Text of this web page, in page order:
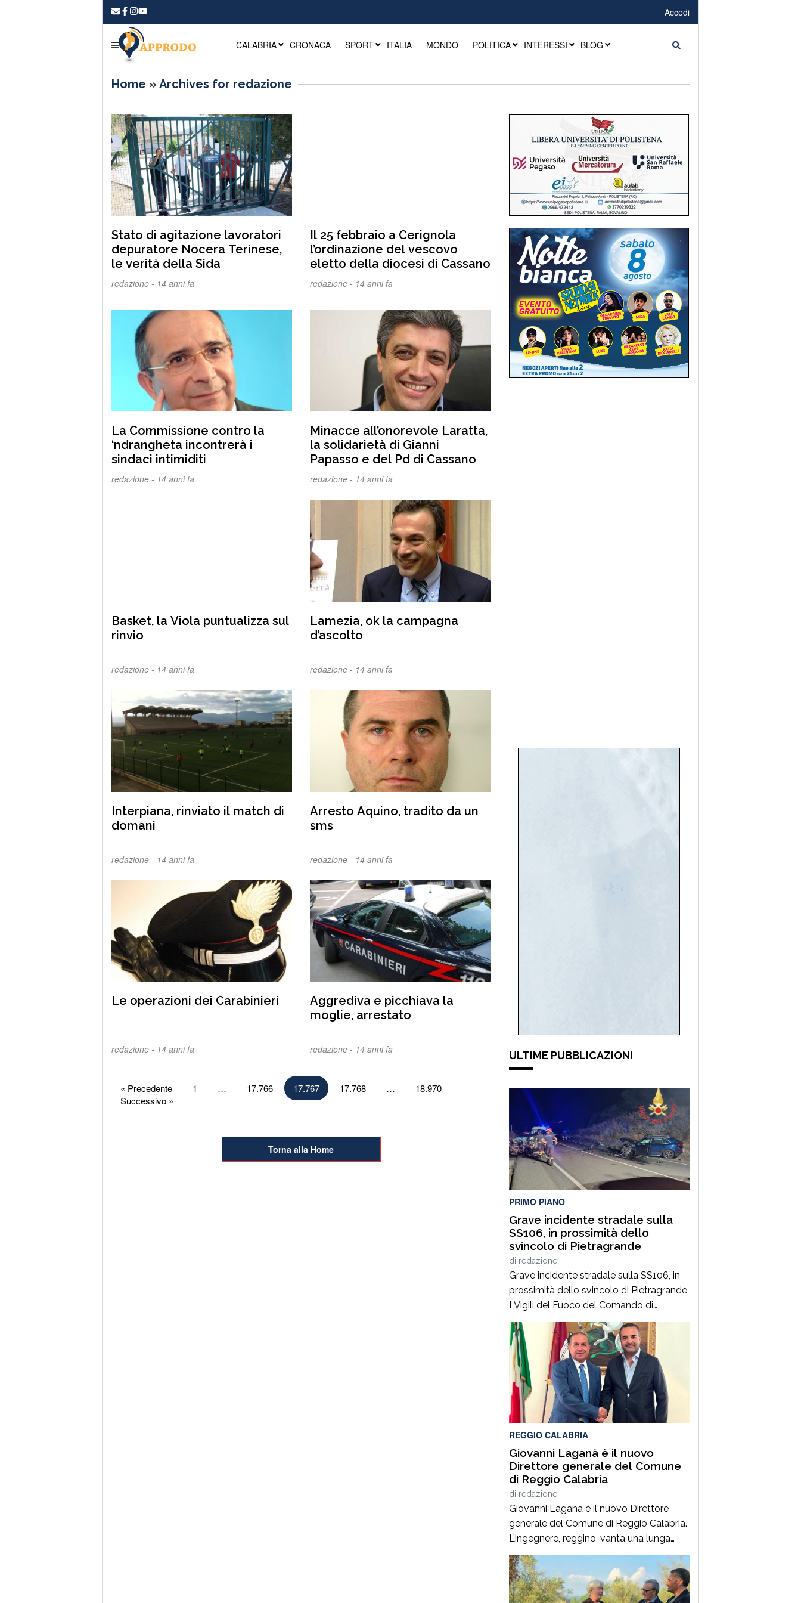
Accedi
CALABRIA CRONACA SPORT ITALIA MONDO POLITICA INTERESSI BLOG
Home » Archives for redazione
Stato di agitazione lavoratori
depuratore Nocera Terinese,
le verità della Sida
redazione - 14 anni fa
Il 25 febbraio a Cerignola
l’ordinazione del vescovo
eletto della diocesi di Cassano
redazione - 14 anni fa
La Commissione contro la
‘ndrangheta incontrerà i
sindaci intimiditi
redazione - 14 anni fa
Minacce all’onorevole Laratta,
la solidarietà di Gianni
Papasso e del Pd di Cassano
redazione - 14 anni fa
Basket, la Viola puntualizza sul
rinvio
redazione - 14 anni fa
Lamezia, ok la campagna
d’ascolto
redazione - 14 anni fa
Interpiana, rinviato il match di
domani
redazione - 14 anni fa
Arresto Aquino, tradito da un
sms
redazione - 14 anni fa
Le operazioni dei Carabinieri
redazione - 14 anni fa
Aggrediva e picchiava la
moglie, arrestato
redazione - 14 anni fa
Paginazione
degli
« Precedente 1 … 17.766 17.767 17.768 …
18.970
Successivo »
Torna alla Home
ULTIME PUBBLICAZIONI
PRIMO PIANO
Grave incidente stradale sulla
SS106, in prossimità dello
svincolo di Pietragrande
di redazione
Grave incidente stradale sulla SS106, in
prossimità dello svincolo di Pietragrande
I Vigili del Fuoco del Comando di
Catanzaro, Distaccamento di Soverato,
sono intervenuti sulla SS106, in
prossimità dello svincolo per la località
Pietragrande, per un grave incidente
stradale che ha coinvolto una Fiat
Panda, un’Audi e una motocicletta.Nel
sinistro ha perso la vita il […]
REGGIO CALABRIA
Giovanni Laganà è il nuovo
Direttore generale del Comune
di Reggio Calabria
di redazione
Giovanni Laganà è il nuovo Direttore
generale del Comune di Reggio Calabria.
L’ingegnere, reggino, vanta una lunga
esperienza ai vertici della pubblica
amministrazione e della gestione delle
infrastrutture in Calabria ed in Sicilia. È
stato Vice Direttore regionale Anas